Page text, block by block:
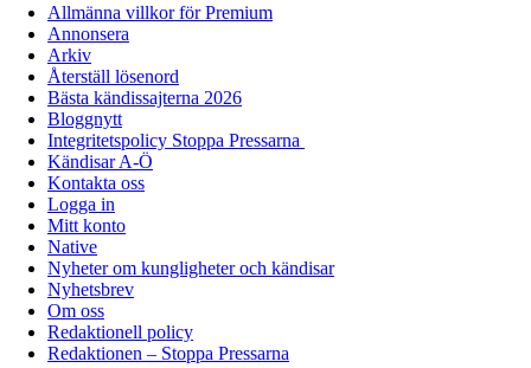
Allmänna villkor för Premium
Annonsera
Arkiv
Återställ lösenord
Bästa kändissajterna 2026
Bloggnytt
Integritetspolicy Stoppa Pressarna
Kändisar A-Ö
Kontakta oss
Logga in
Mitt konto
Native
Nyheter om kungligheter och kändisar
Nyhetsbrev
Om oss
Redaktionell policy
Redaktionen – Stoppa Pressarna